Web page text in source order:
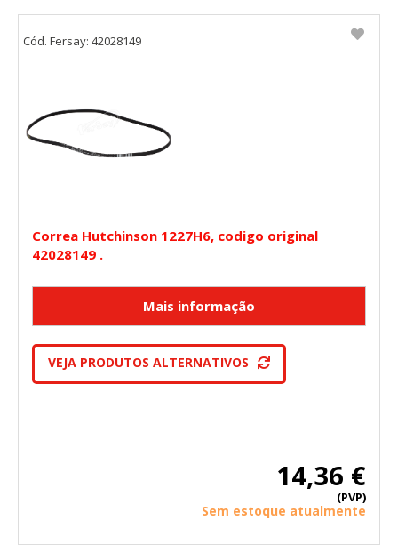
Correa Hutchinson 1227H6, codigo original
42028149 .
VEJA PRODUTOS ALTERNATIVOS
14,36 €
(PVP)
Sem estoque atualmente
Cód. Fersay: 42028149